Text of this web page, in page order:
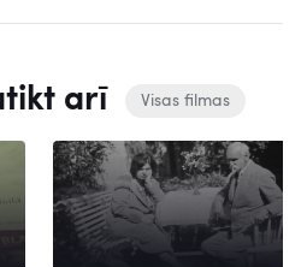
arī Visas filmas